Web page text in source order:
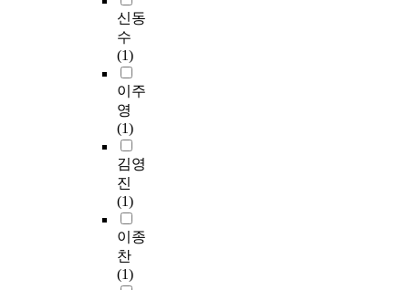
신동
수
(1)
이주
영
(1)
김영
진
(1)
이종
찬
(1)